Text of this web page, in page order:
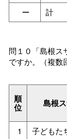
ー
計
問１０「島根ス
ですか。（複数
順
位 島根
1
子どもた